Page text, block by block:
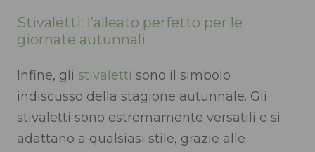
Stivaletti: l’alleato perfetto per le
giornate autunnali
Infine, gli stivaletti sono il simbolo
indiscusso della stagione autunnale. Gli
stivaletti sono estremamente versatili e si
adattano a qualsiasi stile, grazie alle